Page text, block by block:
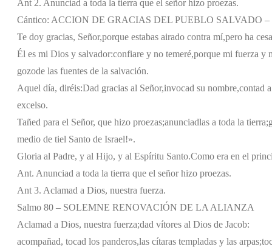
Ant 2. Anunciad a toda la tierra que el señor hizo proezas.
Cántico: ACCION DE GRACIAS DEL PUEBLO SALVADO –
Te doy gracias, Señor,porque estabas airado contra mí,pero ha
Él es mi Dios y salvador:confiare y no temeré,porque mi fuerza y
gozode las fuentes de la salvación.
Aquel día, diréis:Dad gracias al Señor,invocad su nombre,contad
excelso.
Tañed para el Señor, que hizo proezas;anunciadlas a toda la tierra;
medio de tiel Santo de Israel!».
Gloria al Padre, y al Hijo, y al Espíritu Santo.Como era en el
Ant. Anunciad a toda la tierra que el señor hizo proezas.
Ant 3. Aclamad a Dios, nuestra fuerza.
Salmo 80 – SOLEMNE RENOVACIÓN DE LA ALIANZA
Aclamad a Dios, nuestra fuerza;dad vítores al Dios de Jacob:
acompañad, tocad los panderos,las cítaras templadas y las arpas;